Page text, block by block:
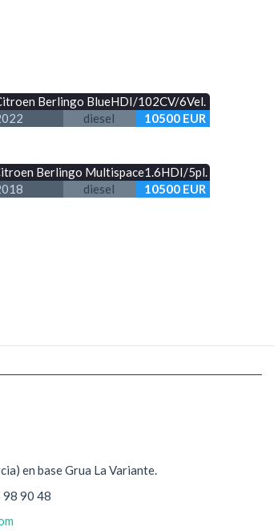
Berlingo BlueHDI/102CV/6Vel.
diesel 10500 EUR
Berlingo Multispace1.6HDI/5pl.
diesel 10500 EUR
en base Grua La Variante.
90 48